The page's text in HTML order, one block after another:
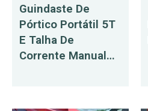
Guindaste De
Pórtico Portátil 5T
E Talha De
Corrente Manual